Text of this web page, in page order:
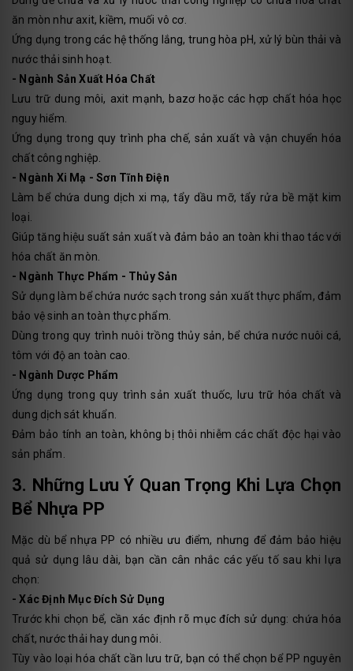
ăn mòn như axit, kiềm, muối vô cơ.
Ứng dụng trong các hệ thống lắng, trung hòa pH, xử lý bùn thải và
nước thải sinh hoạt.
- Ngành Sản Xuất Hóa Chất
Lưu trữ dung môi, axit mạnh, bazơ hoặc các hợp chất hóa học
nguy hiểm.
Ứng dụng trong quy trình pha chế, sản xuất và vận chuyển hóa
chất công nghiệp.
- Ngành Xi Mạ - Sơn Tĩnh Điện
Làm bể chứa dung dịch xi mạ, tẩy dầu mỡ, tẩy rửa bề mặt kim
loại.
Giúp tăng hiệu suất sản xuất và đảm bảo an toàn khi thao tác với
hóa chất ăn mòn.
- Ngành Thực Phẩm - Thủy Sản
Sử dụng làm bể chứa nước sạch trong sản xuất thực phẩm, đảm
bảo vệ sinh an toàn thực phẩm.
Dùng trong quy trình nuôi trồng thủy sản, bể chứa nước nuôi cá,
tôm với độ an toàn cao.
- Ngành Dược Phẩm
Ứng dụng trong quy trình sản xuất thuốc, lưu trữ hóa chất và
dung dịch sát khuẩn.
Đảm bảo tính an toàn, không bị thôi nhiễm các chất độc hại vào
sản phẩm.
3. Những Lưu Ý Quan Trọng Khi Lựa Chọn
Bể Nhựa PP
Mặc dù bể nhựa PP có nhiều ưu điểm, nhưng để đảm bảo hiệu
quả sử dụng lâu dài, bạn cần cân nhắc các yếu tố sau khi lựa
chọn:
- Xác Định Mục Đích Sử Dụng
Trước khi chọn bể, cần xác định rõ mục đích sử dụng: chứa hóa
chất, nước thải hay dung môi.
Tùy vào loại hóa chất cần lưu trữ, bạn có thể chọn bể PP nguyên